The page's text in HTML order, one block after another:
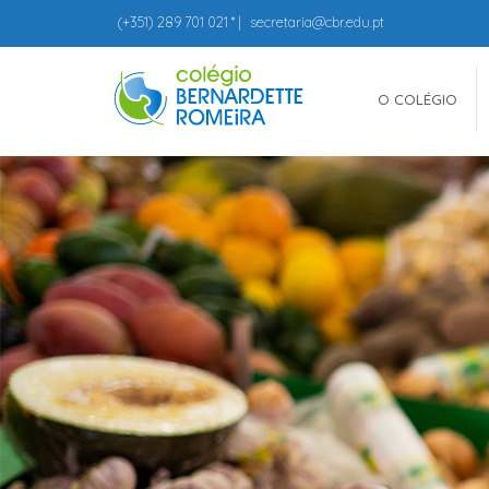
(+351) 289 701 021 * | secretaria@cbr.edu.pt
O COLÉGIO